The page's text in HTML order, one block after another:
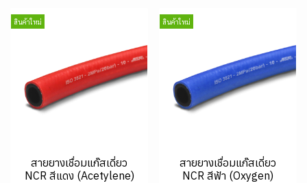
สินค้าใหม่
สายยางเชื่อมแก๊สเดี่ยว
NCR สีแดง (Acetylene)
สินค้าใหม่
สายยางเชื่อมแก๊สเดี่ยว
NCR สีฟ้า (Oxygen)